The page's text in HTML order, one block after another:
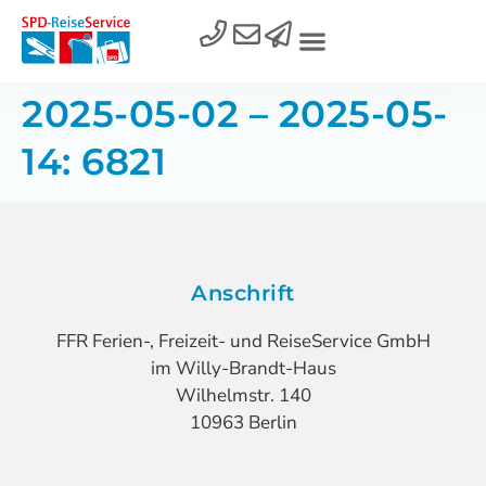
2025-05-02 – 2025-05-
14: 6821
Anschrift
FFR Ferien-, Freizeit- und ReiseService GmbH
im Willy-Brandt-Haus
Wilhelmstr. 140
10963 Berlin